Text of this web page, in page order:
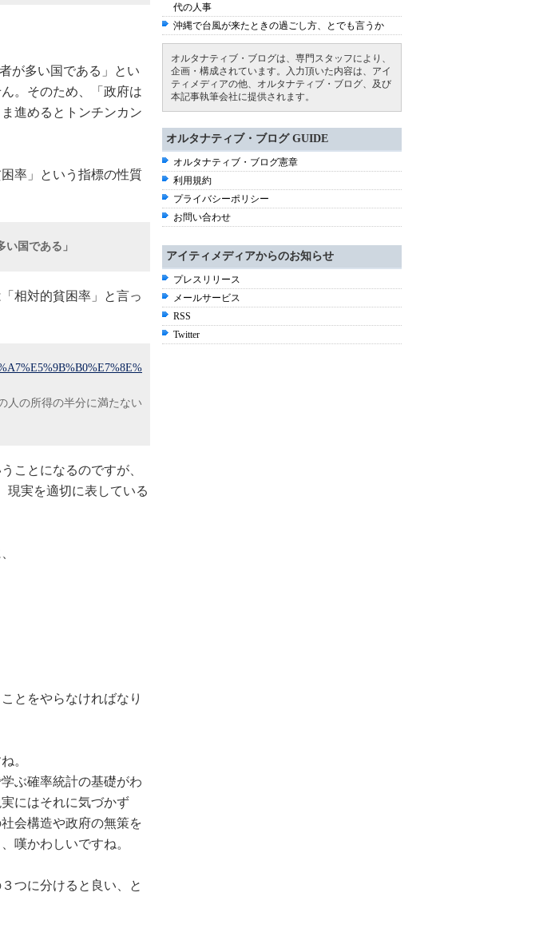
が多い国である」とい
。そのため、「政府は
進めるとトンチンカン
率」という指標の性質
国である」
相対的貧困率」と言っ
人の所得の半分に満たない
ことになるのですが、
現実を適切に表している
とをやらなければなり
。
ぶ確率統計の基礎がわ
にはそれに気づかず
会構造や政府の無策を
嘆かわしいですね。
つに分けると良い、と
代の人事
沖縄で台風が来たときの過ごし方、とでも言うか
オルタナティブ・ブログは、専門スタッフにより、
企画・構成されています。入力頂いた内容は、アイ
ティメディアの他、オルタナティブ・ブログ、及び
本記事執筆会社に提供されます。
オルタナティブ・ブログ GUIDE
オルタナティブ・ブログ憲章
利用規約
プライバシーポリシー
お問い合わせ
アイティメディアからのお知らせ
プレスリリース
メールサービス
RSS
Twitter